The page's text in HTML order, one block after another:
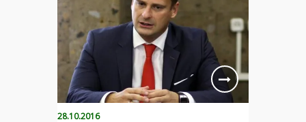
28.10.2016